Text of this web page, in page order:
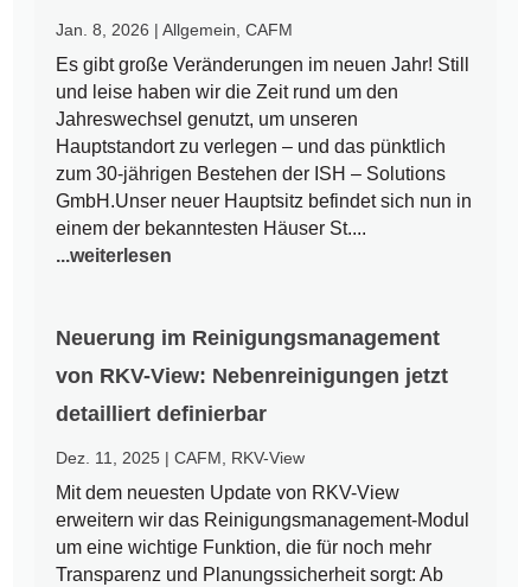
Jan. 8, 2026 |Allgemein ,CAFM
Es gibt große Veränderungen im neuen Jahr! Still
und leise haben wir die Zeit rund um den
Jahreswechsel genutzt, um unseren
Hauptstandort zu verlegen – und das pünktlich
zum 30-jährigen Bestehen der ISH – Solutions
GmbH.Unser neuer Hauptsitz befindet sich nun in
einem der bekanntesten Häuser St....
...weiterlesen
Neuerung im Reinigungsmanagement
von RKV-View: Nebenreinigungen jetzt
detailliert definierbar
Dez. 11, 2025 |CAFM RKV-View
Mit dem neuesten Update von RKV-View
erweitern wir das Reinigungsmanagement-Modul
um eine wichtige Funktion, die für noch mehr
Transparenz und Planungssicherheit sorgt: Ab